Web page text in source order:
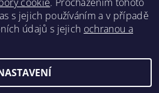
, všechna práva vyhrazena
s jejich používáním a v případě
údajů s jejich ochranou a